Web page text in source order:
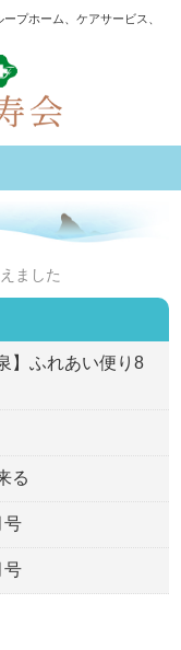
プホーム、ケアサービス、
ました
】ふれあい便り8
る
号
号